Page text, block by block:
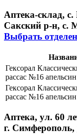
Аптека-склад,
Сакский р-н, с.
Выбрать
Гексорал
рассас №16 апельсин
Гексорал
рассас №16 апельсин
Аптека, ул. 60
г. Симферополь,